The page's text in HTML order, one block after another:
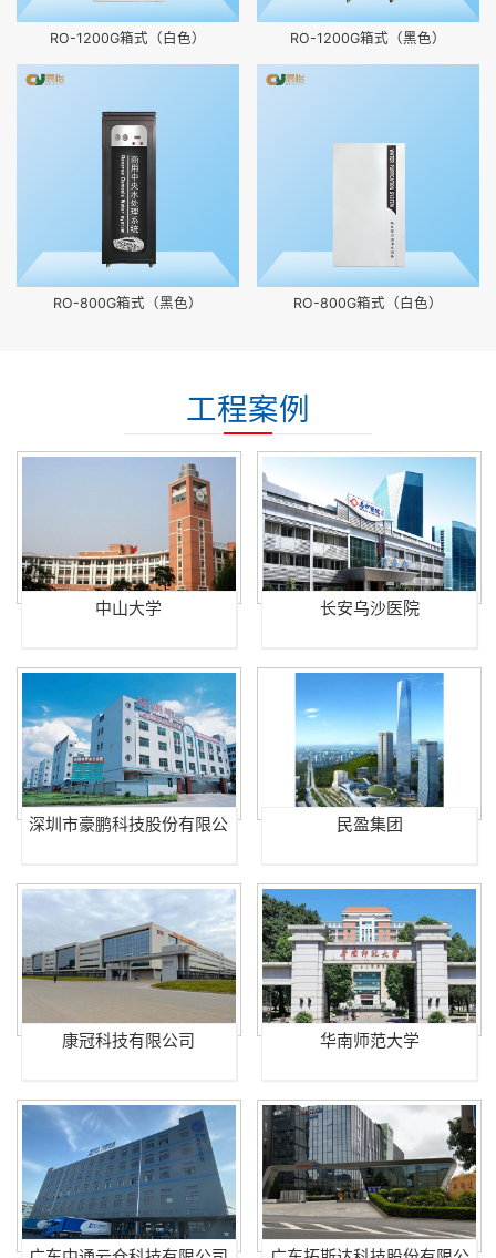
RO-1200G箱式（白色） RO-1200G箱式（黑色）
RO-800G箱式（黑色） RO-800G箱式（白色）
工程案例
中山大学 长安乌沙医院
深圳市豪鹏科技股份有限公
民盈集团
康冠科技有限公司 华南师范大学